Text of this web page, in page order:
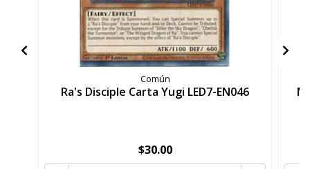
Común
Ra's Disciple Carta Yugi LED7-EN046
$30.00